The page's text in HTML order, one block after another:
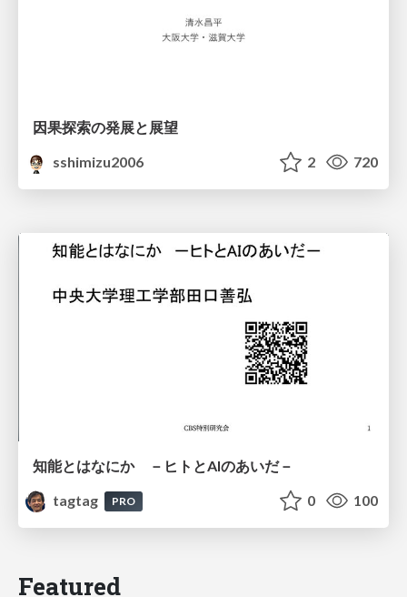
因果探索の発展と展望
sshimizu2006
2 720
知能とはなにか －ヒトとAIのあいだ－
tagtag
PRO 0 100
Featured